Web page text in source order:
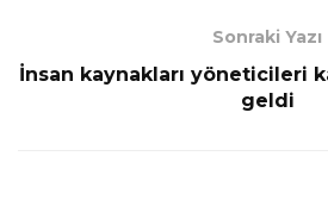
Sonraki Yazı
İnsan kaynakları yöneticileri
geldi